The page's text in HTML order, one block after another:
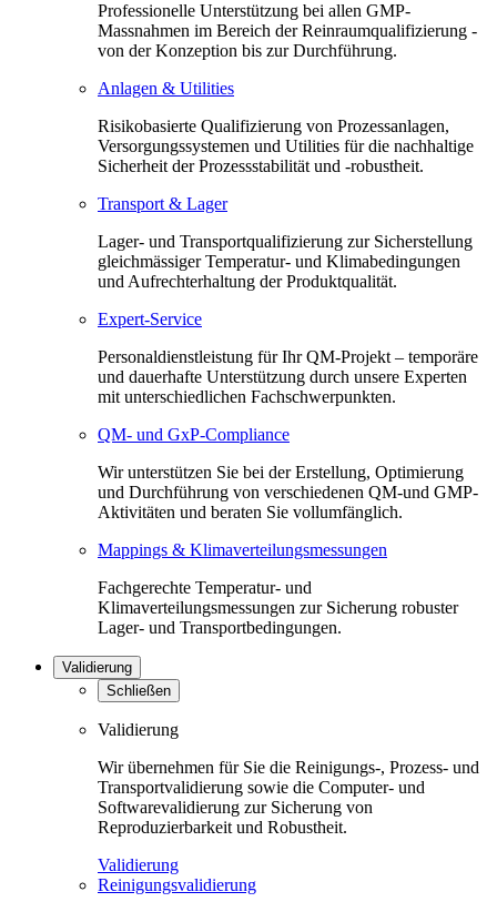
Professionelle Unterstützung bei allen GMP-
Massnahmen im Bereich der Reinraumqualifizierung -
von der Konzeption bis zur Durchführung.
Anlagen & Utilities
Risikobasierte Qualifizierung von Prozessanlagen,
Versorgungssystemen und Utilities für die nachhaltige
Sicherheit der Prozessstabilität und -robustheit.
Transport & Lager
Lager- und Transportqualifizierung zur Sicherstellung
gleichmässiger Temperatur- und Klimabedingungen
und Aufrechterhaltung der Produktqualität.
Expert-Service
Personaldienstleistung für Ihr QM-Projekt – temporäre
und dauerhafte Unterstützung durch unsere Experten
mit unterschiedlichen Fachschwerpunkten.
QM- und GxP-Compliance
Wir unterstützen Sie bei der Erstellung, Optimierung
und Durchführung von verschiedenen QM-und GMP-
Aktivitäten und beraten Sie vollumfänglich.
Mappings & Klimaverteilungsmessungen
Fachgerechte Temperatur- und
Klimaverteilungsmessungen zur Sicherung robuster
Lager- und Transportbedingungen.
Validierung
Schließen
Validierung
Wir übernehmen für Sie die Reinigungs-, Prozess- und
Transportvalidierung sowie die Computer- und
Softwarevalidierung zur Sicherung von
Reproduzierbarkeit und Robustheit.
Validierung
Reinigungsvalidierung